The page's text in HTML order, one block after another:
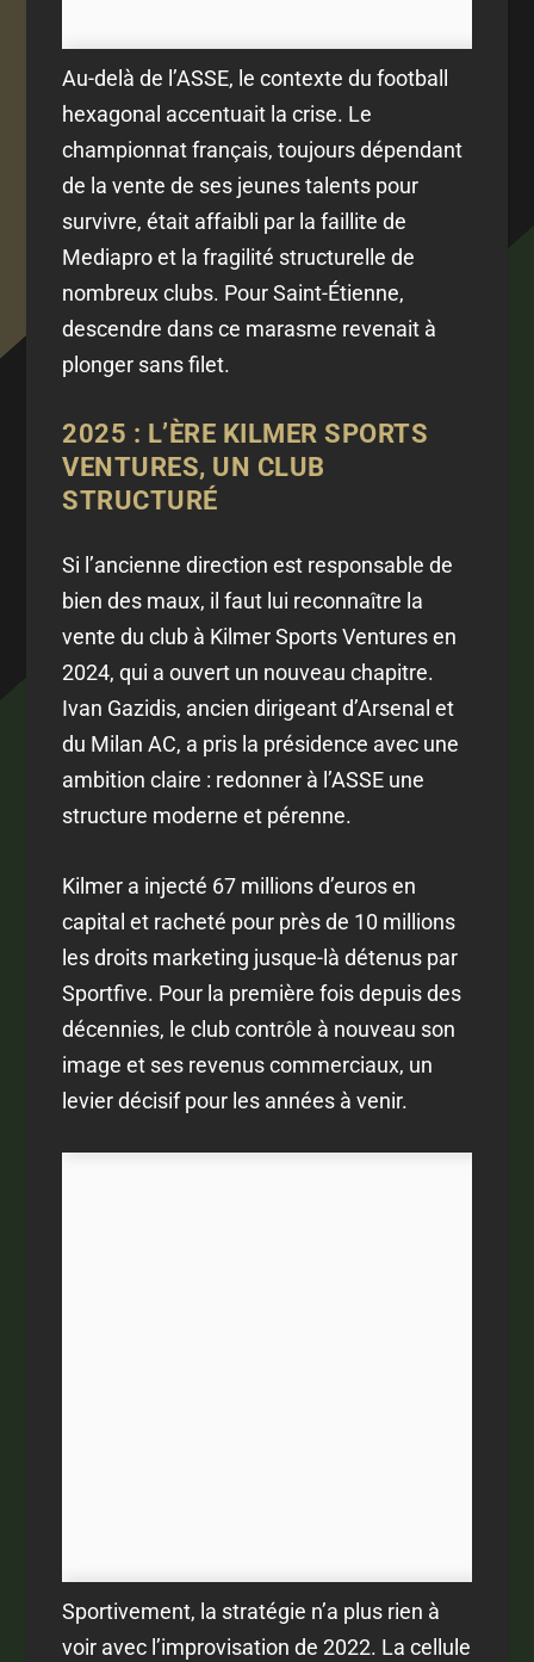
Au-delà de l’ASSE, le contexte du football
hexagonal accentuait la crise. Le
championnat français, toujours dépendant
de la vente de ses jeunes talents pour
survivre, était affaibli par la faillite de
Mediapro et la fragilité structurelle de
nombreux clubs. Pour Saint-Étienne,
descendre dans ce marasme revenait à
plonger sans filet.
2025 : L’ÈRE KILMER SPORTS
VENTURES, UN CLUB
STRUCTURÉ
Si l’ancienne direction est responsable de
bien des maux, il faut lui reconnaître la
vente du club à Kilmer Sports Ventures en
2024, qui a ouvert un nouveau chapitre.
Ivan Gazidis, ancien dirigeant d’Arsenal et
du Milan AC, a pris la présidence avec une
ambition claire : redonner à l’ASSE une
structure moderne et pérenne.
Kilmer a injecté 67 millions d’euros en
capital et racheté pour près de 10 millions
les droits marketing jusque-là détenus par
Sportfive. Pour la première fois depuis des
décennies, le club contrôle à nouveau son
image et ses revenus commerciaux, un
levier décisif pour les années à venir.
Sportivement, la stratégie n’a plus rien à
voir avec l’improvisation de 2022. La cellule